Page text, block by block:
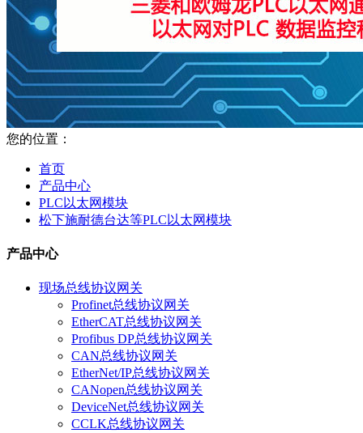
您的位置：
首页
产品中心
PLC以太网模块
松下施耐德台达等PLC以太网模块
产品中心
现场总线协议网关
Profinet总线协议网关
EtherCAT总线协议网关
Profibus DP总线协议网关
CAN总线协议网关
EtherNet/IP总线协议网关
CANopen总线协议网关
DeviceNet总线协议网关
CCLK总线协议网关